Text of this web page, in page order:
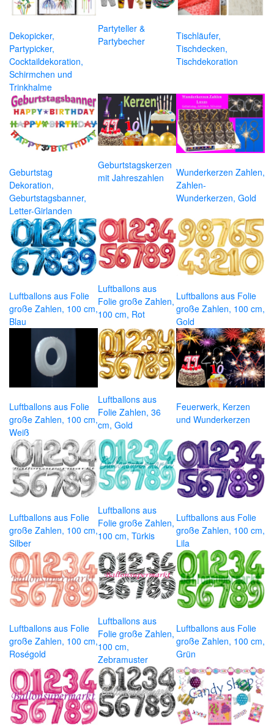
Dekopicker,
Partypicker,
Cocktaildekoration,
Schirmchen und
Trinkhalme
Partyteller &
Partybecher
Tischläufer,
Tischdecken,
Tischdekoration
Geburtstag
Dekoration,
Geburtstagsbanner,
Letter-Girlanden
Geburtstagskerzen
mit Jahreszahlen
Wunderkerzen Zahlen,
Zahlen-
Wunderkerzen, Gold
Luftballons aus Folie
große Zahlen, 100 cm,
Blau
Luftballons aus
Folie große Zahlen,
100 cm, Rot
Luftballons aus Folie
große Zahlen, 100 cm,
Gold
Luftballons aus Folie
große Zahlen, 100 cm,
Weiß
Luftballons aus
Folie Zahlen, 36
cm, Gold
Feuerwerk, Kerzen
und Wunderkerzen
Luftballons aus Folie
große Zahlen, 100 cm,
Silber
Luftballons aus
Folie große Zahlen,
100 cm, Türkis
Luftballons aus Folie
große Zahlen, 100 cm,
Lila
Luftballons aus Folie
große Zahlen, 100 cm,
Roségold
Luftballons aus
Folie große Zahlen,
100 cm,
Zebramuster
Luftballons aus Folie
große Zahlen, 100 cm,
Grün